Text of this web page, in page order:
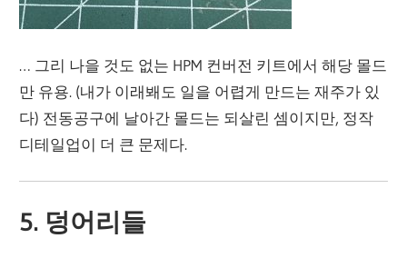
… 그리 나을 것도 없는 HPM 컨버전 키트에서 해당 몰드
만 유용. (내가 이래봬도 일을 어렵게 만드는 재주가 있
다) 전동공구에 날아간 몰드는 되살린 셈이지만, 정작
디테일업이 더 큰 문제다.
5. 덩어리들